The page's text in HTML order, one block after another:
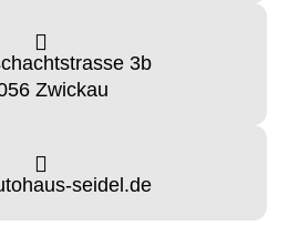
3b
Zwickau
seidel.de